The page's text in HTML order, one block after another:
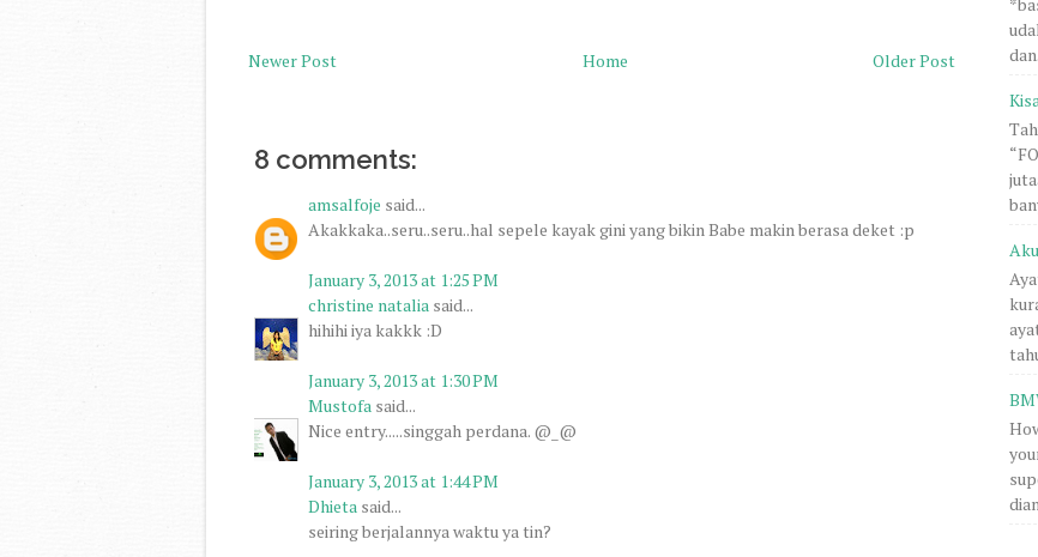
Newer Post Older Post
Home
8 comments:
amsalfoje said...
Akakkaka..seru..seru..hal sepele kayak gini yang bikin Babe makin berasa deket :p
January 3, 2013 at 1:25 PM
christine natalia said...
hihihi iya kakkk :D
January 3, 2013 at 1:30 PM
Mustofa said...
Nice entry.....singgah perdana. @_@
January 3, 2013 at 1:44 PM
Dhieta said...
seiring berjalannya waktu ya tin?